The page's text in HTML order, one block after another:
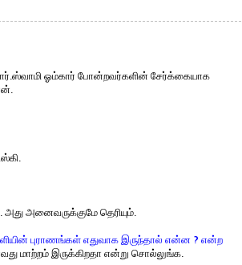
ஓம்கார் போன்றவர்களின் சேர்க்கையாக
அனைவருக்குமே தெரியும்.
புராணங்கள் எதுவாக இருந்தால் என்ன ? என்ற
மாற்றம் இருக்கிறதா என்று சொல்லுங்க.